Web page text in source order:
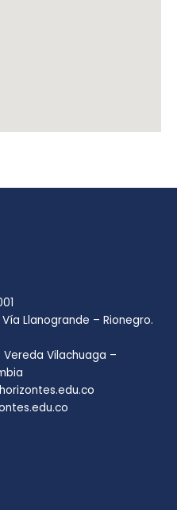
Llanogrande – Rionegro.
Vereda Vilachuaga –